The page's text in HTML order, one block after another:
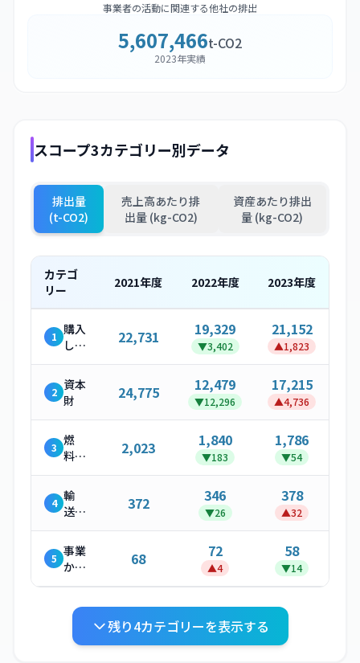
事業者の活動に関連する他社の排出
5,607,466t-CO2
2023年実績
スコープ3カテゴリー別データ
排出量
(t-CO2)
売上高あたり排
出量 (kg-CO2)
資産あたり排出
量 (kg-CO2)
カテゴ
リー
2021年度 2022年度 2023年度
1 購入
した
製
品・
サー
ビス
22,731 19,329
▼3,402
21,152
▲1,823
2 資本
財
24,775 12,479
▼12,296
17,215
▲4,736
3 燃
料・
エネ
ルギ
ー関
連活
動
2,023 1,840
▼183
1,786
▼54
4 輸
送・
配送
（上
流）
372 346
▼26
378
▲32
5 事業
から
発生
廃棄
68 72
▲4
58
▼14
残り4カテゴリーを表示する